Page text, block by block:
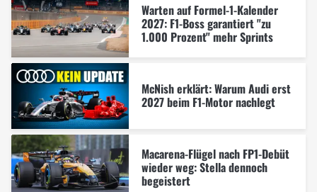
Warten auf Formel-1-Kalender
2027: F1-Boss garantiert "zu
1.000 Prozent" mehr Sprints
McNish erklärt: Warum Audi erst
2027 beim F1-Motor nachlegt
Macarena-Flügel nach FP1-Debüt
wieder weg: Stella dennoch
begeistert